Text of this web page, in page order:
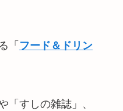
「 フード＆ドリン
「すしの雑誌」、